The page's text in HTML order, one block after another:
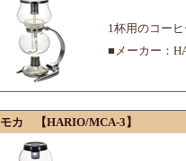
1杯用のコー
■メーカー：
モカ 【HARIO/MCA-3】